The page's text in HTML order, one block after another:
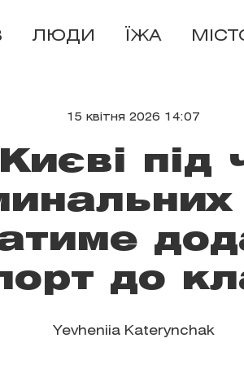
ЛЮДИ ЇЖА
15 квітня 2026 14:07
під
до
Yevheniia Katerynchak